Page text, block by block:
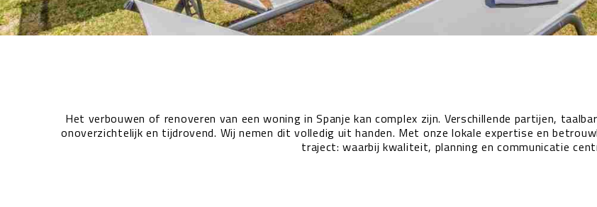
Het verbouwen of renoveren van een woning in Spanje kan complex zijn. Verschillende partijen,
onoverzichtelijk en tijdrovend. Wij nemen dit volledig uit handen. Met onze lokale expertise en
traject: waarbij kwaliteit, planning en communicatie